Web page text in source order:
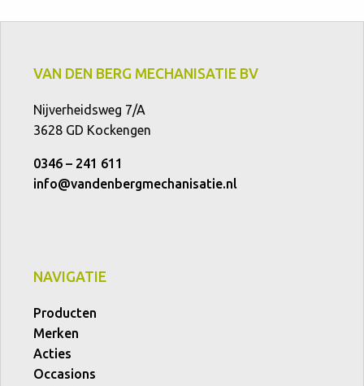
VAN DEN BERG MECHANISATIE BV
Nijverheidsweg 7/A
3628 GD Kockengen
0346 – 241 611
info@vandenbergmechanisatie.nl
NAVIGATIE
Producten
Merken
Acties
Occasions